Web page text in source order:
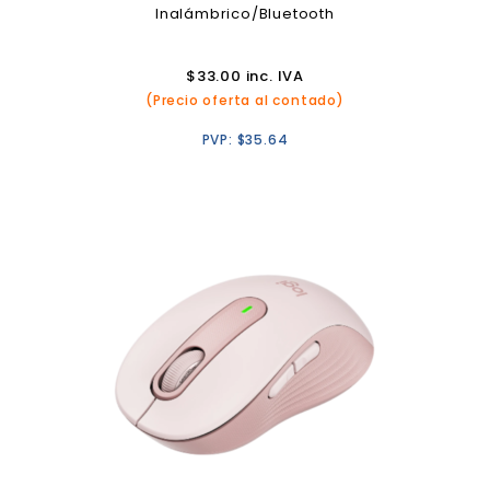
Inalámbrico/Bluetooth
$33.00 inc. IVA
(Precio oferta al contado)
PVP: $35.64